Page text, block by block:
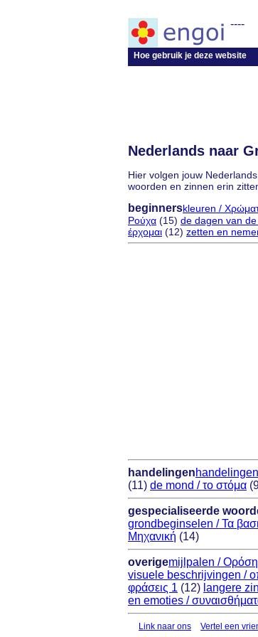
----
Hoe gebruik je deze website
Nederlands naar
Hier volgen jouw
woorden en zinnen erin
beginnerskleuren /
Ρούχα (15) de dagen van de
έρχομαι (12) zetten en
handelingen
(11) de mond / το στόμα
gespecialiseerde
grondbeginselen / Τα
Μηχανική (14)
overigemijlpalen /
visuele beschrijvingen /
φράσεις 1 (12) langere
en emoties /
Link naar ons Vertel een